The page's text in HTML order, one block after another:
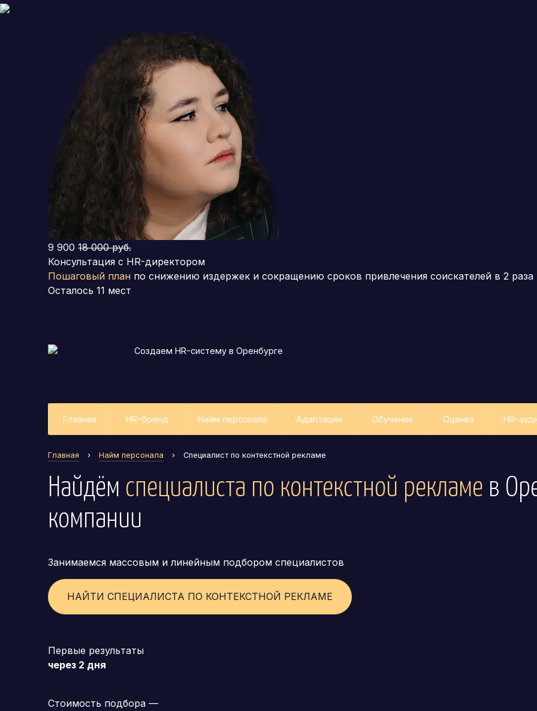
9 900 18 000 руб.
Консультация с HR-директором
Пошаговый план по снижению издержек и сокращению сроков привлечения соискателей в 2 раза
Осталось 11 мест
Создаем HR-систему в Оренбурге
Главная HR-бренд Найм персонала Адаптация Обучение Оценка HR-
Генеральный директор (CEO)
Коммерческий директор
Директор по маркетингу (CMO)
Директор по персоналу (HR-директор)
Финансовый директор (CFO)
Главная › Найм персонала › Специалист по контекстной рекламе
Найдём специалиста по контекстной рекламе в
компании
Занимаемся массовым и линейным подбором специалистов
НАЙТИ СПЕЦИАЛИСТА ПО КОНТЕКСТНОЙ РЕКЛАМЕ
Первые результаты
через 2 дня
Стоимость подбора —